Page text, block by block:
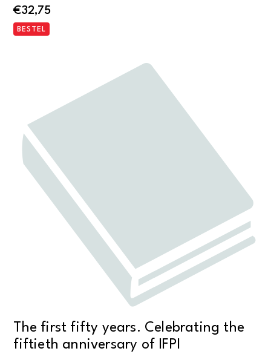
€32,75
BESTEL
The first fifty years. Celebrating the
fiftieth anniversary of IFPI